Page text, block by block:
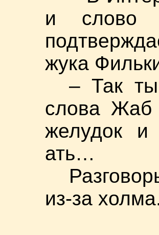
и слово
жука
– Так
слова Жаб
желудок и
ать…
из-за